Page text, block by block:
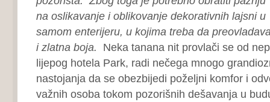
na oslikavanje i oblikovanje dekorativnih lajsni u
samom enterijeru, u kojima treba da
i zlatna boja.
Neka tanana nit provlači se od
lijepog hotela Park, radi nečega mnogo
nastojanja da se obezbijedi poželjni komfor i
važnih osoba tokom pozorišnih dešavanja u